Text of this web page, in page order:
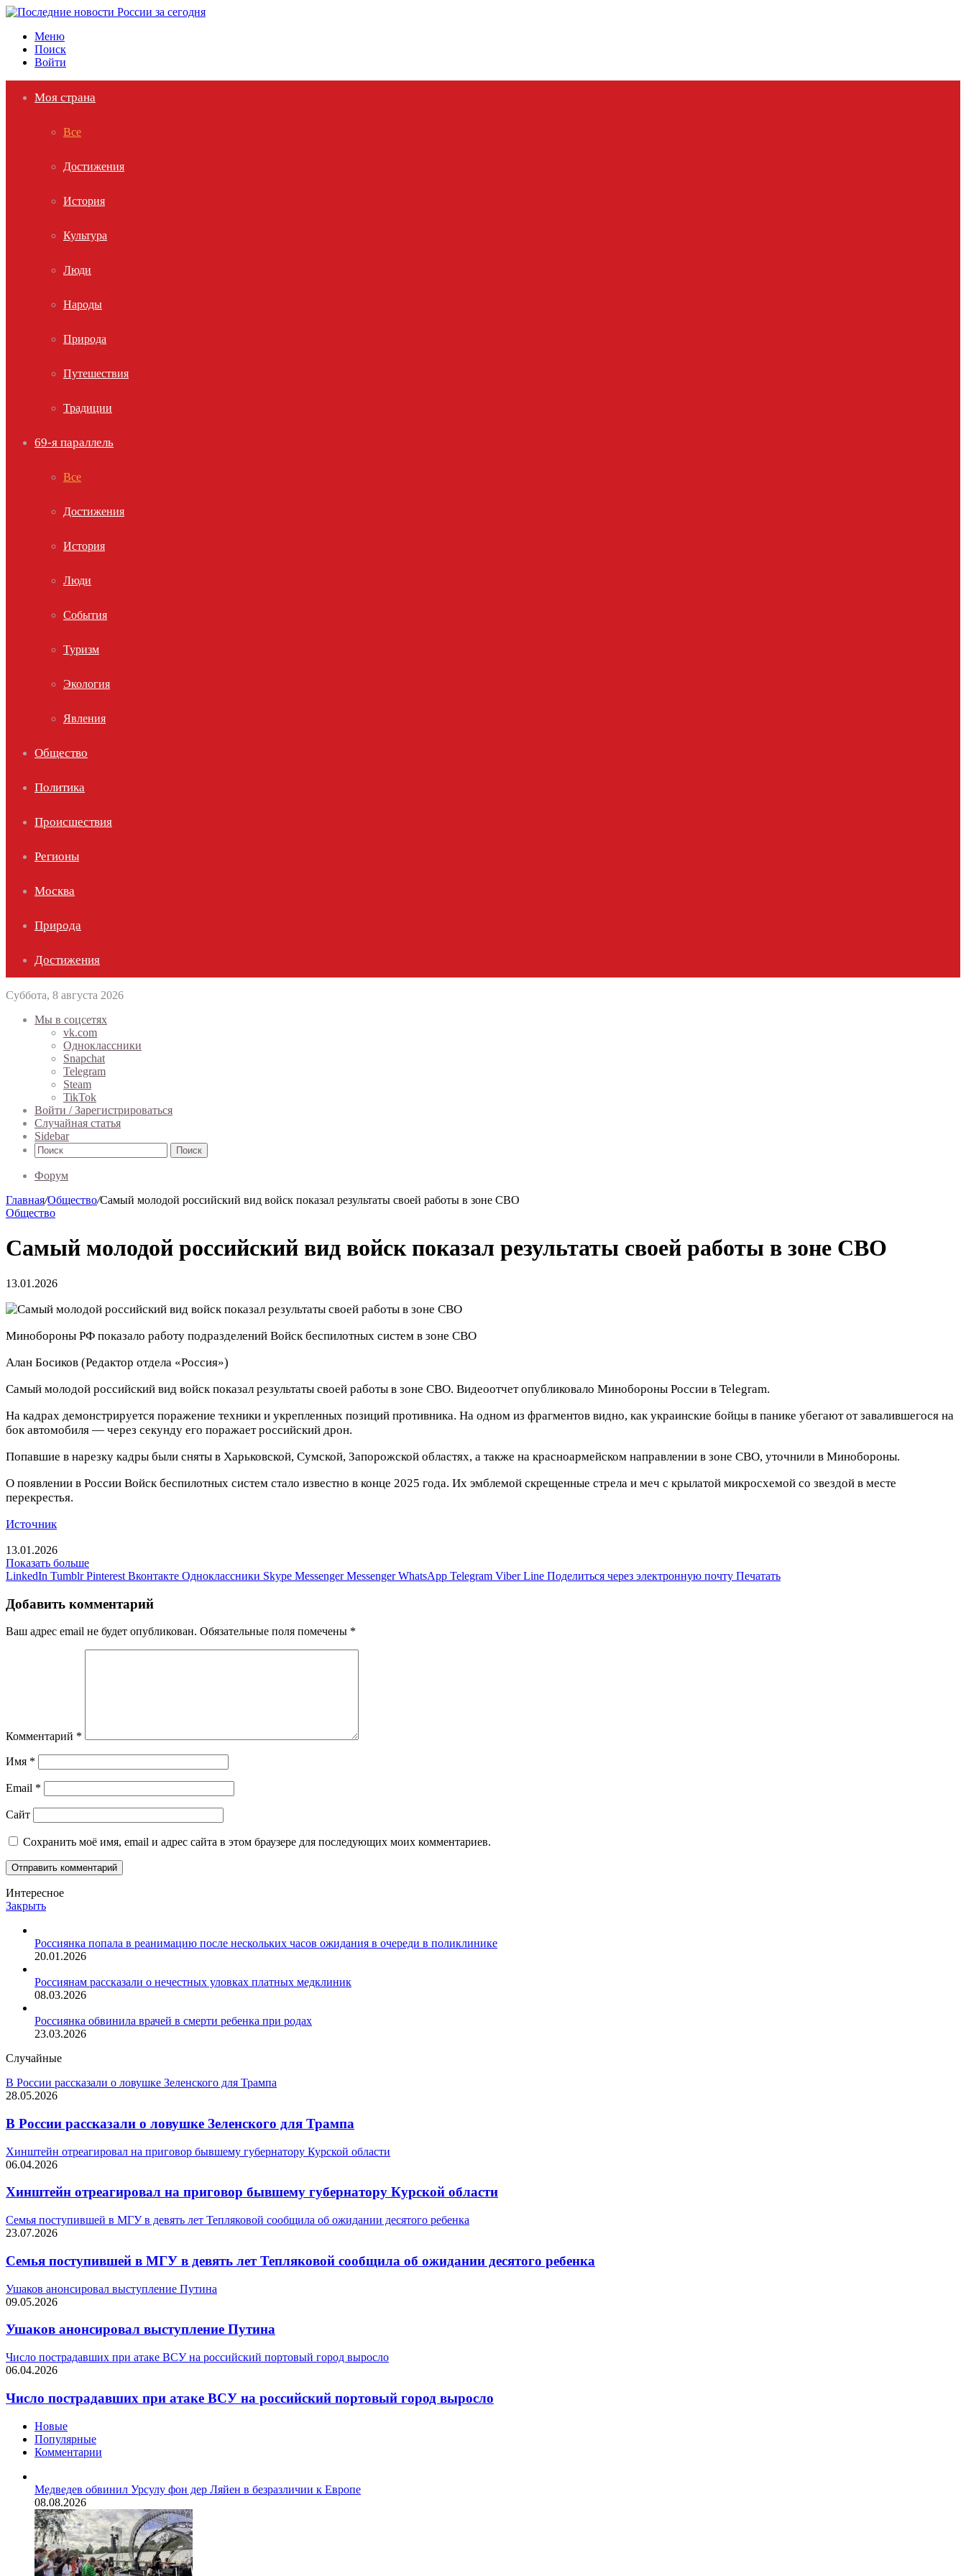
Меню
Поиск
Войти
Моя страна
Все
Достижения
История
Культура
Люди
Народы
Природа
Путешествия
Традиции
69-я параллель
Все
Достижения
История
Люди
События
Туризм
Экология
Явления
Общество
Политика
Происшествия
Регионы
Москва
Природа
Достижения
Суббота, 8 августа 2026
Мы в соцсетях
vk.com
Одноклассники
Snapchat
Telegram
Steam
TikTok
Войти / Зарегистрироваться
Случайная статья
Sidebar
Поиск
Форум
Главная/Общество/Самый молодой российский вид войск показал результаты своей работы в зоне СВО
Общество
Самый молодой российский вид войск показал результаты своей работы в зоне СВО
13.01.2026
Минобороны РФ показало работу подразделений Войск беспилотных систем в зоне СВО
Алан Босиков (Редактор отдела «Россия»)
Самый молодой российский вид войск показал результаты своей работы в зоне СВО. Видеоотчет опубликовало Минобороны России в Telegram.
На кадрах демонстрируется поражение техники и укрепленных позиций противника. На одном из фрагментов видно, как украинские бойцы в панике убегают от завалившегося на
бок автомобиля — через секунду его поражает российский дрон.
Попавшие в нарезку кадры были сняты в Харьковской, Сумской, Запорожской областях, а также на красноармейском направлении в зоне СВО, уточнили в Минобороны.
О появлении в России Войск беспилотных систем стало известно в конце 2025 года. Их эмблемой скрещенные стрела и меч с крылатой микросхемой со звездой в месте
перекрестья.
Источник
13.01.2026
Показать больше
LinkedIn Tumblr Pinterest Вконтакте Одноклассники Skype Messenger Messenger WhatsApp Telegram Viber Line Поделиться через электронную почту Печатать
Добавить комментарий
Ваш адрес email не будет опубликован. Обязательные поля помечены *
Комментарий *
Имя *
Email *
Сайт
Сохранить моё имя, email и адрес сайта в этом браузере для последующих моих комментариев.
Интересное
Закрыть
Россиянка попала в реанимацию после нескольких часов ожидания в очереди в поликлинике
20.01.2026
Россиянам рассказали о нечестных уловках платных медклиник
08.03.2026
Россиянка обвинила врачей в смерти ребенка при родах
23.03.2026
Случайные
В России рассказали о ловушке Зеленского для Трампа
28.05.2026
В России рассказали о ловушке Зеленского для Трампа
Хинштейн отреагировал на приговор бывшему губернатору Курской области
06.04.2026
Хинштейн отреагировал на приговор бывшему губернатору Курской области
Семья поступившей в МГУ в девять лет Тепляковой сообщила об ожидании десятого ребенка
23.07.2026
Семья поступившей в МГУ в девять лет Тепляковой сообщила об ожидании десятого ребенка
Ушаков анонсировал выступление Путина
09.05.2026
Ушаков анонсировал выступление Путина
Число пострадавших при атаке ВСУ на российский портовый город выросло
06.04.2026
Число пострадавших при атаке ВСУ на российский портовый город выросло
Новые
Популярные
Комментарии
Медведев обвинил Урсулу фон дер Ляйен в безразличии к Европе
08.08.2026